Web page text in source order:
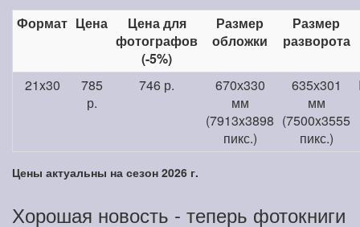
Формат Цена
Цена для
фотографов
(-5%)
Размер
обложки
Размер
разворота
21x30
785
р.
746 р.
670х330
мм
(7913x3898
пикс.)
635х301
мм
(7500x3555
пикс.)
Цены актуальны на сезон 2026 г.
Хорошая новость - теперь фотокниги